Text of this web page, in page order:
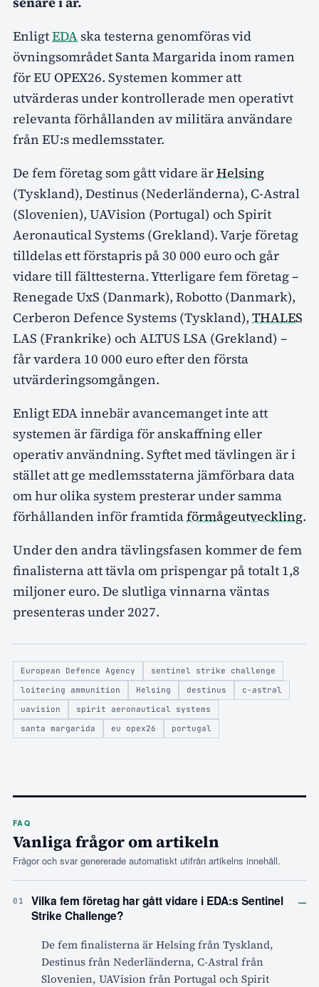
EnligtEDA ska testerna genomföras vid
övningsområdet Santa Margarida inom ramen
för EU OPEX26. Systemen kommer att
utvärderas under kontrollerade men operativt
relevanta förhållanden av militära användare
från EU:s medlemsstater.
De fem företag som gått vidare ärHelsing
(Tyskland), Destinus (Nederländerna), C-Astral
(Slovenien), UAVision (Portugal) och Spirit
Aeronautical Systems (Grekland). Varje företag
tilldelas ett förstapris på 30 000 euro och går
vidare till fälttesterna. Ytterligare fem företag –
Renegade UxS (Danmark), Robotto (Danmark),
Cerberon Defence Systems (Tyskland), THALES
LAS (Frankrike) och ALTUS LSA (Grekland) –
får vardera 10 000 euro efter den första
utvärderingsomgången.
Enligt EDA innebär avancemanget inte att
systemen är färdiga för anskaffning eller
operativ användning. Syftet med tävlingen är i
stället att ge medlemsstaterna jämförbara data
om hur olika system presterar under samma
förhållanden inför framtidaförmågeutveckling.
Under den andra tävlingsfasen kommer de fem
finalisterna att tävla om prispengar på totalt 1,8
miljoner euro. De slutliga vinnarna väntas
presenteras under 2027.
European Defence Agency
sentinel strike challenge
loitering ammunition
Helsing destinus
c-astral
uavision
spirit aeronautical systems
santa margarida
eu opex26 portugal
FAQ
Vanliga frågor om artikeln
Frågor och svar genererade automatiskt utifrån artikelns innehåll.
01
Vilka fem företag har gått vidare i EDA:s Sentinel
Strike Challenge?
–
De fem finalisterna är Helsing från Tyskland,
Destinus från Nederländerna, C-Astral från
Slovenien, UAVision från Portugal och Spirit